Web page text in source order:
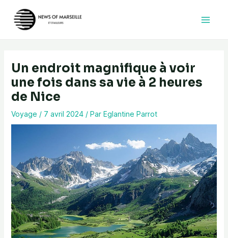
contenu
Un endroit magnifique à voir
une fois dans sa vie à 2 heures
de Nice
Voyage / 7 avril 2024 / Par Eglantine Parrot